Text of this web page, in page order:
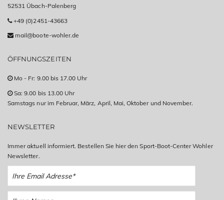
52531 Übach-Palenberg
+49 (0)2451-43663
mail@boote-wohler.de
ÖFFNUNGSZEITEN
Mo - Fr: 9.00 bis 17.00 Uhr
Sa: 9.00 bis 13.00 Uhr
Samstags nur im Februar, März, April, Mai, Oktober und November.
NEWSLETTER
Immer aktuell informiert. Bestellen Sie hier den Sport-Boot-Center Wohler
Newsletter.